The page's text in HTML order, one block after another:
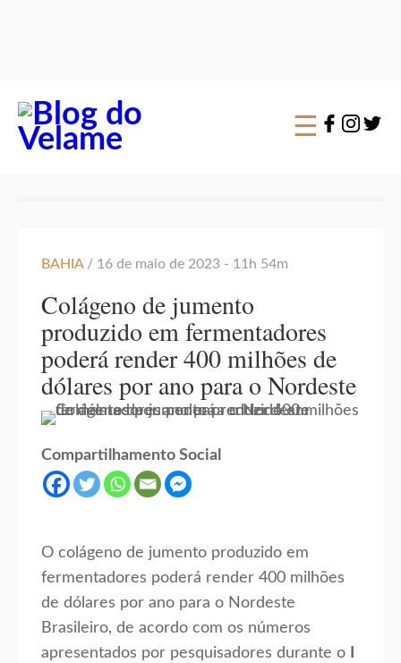
☰
BAHIA / 16 de maio de 2023 - 11h 54m
Colágeno de jumento
produzido em fermentadores
poderá render 400 milhões de
dólares por ano para o Nordeste
Compartilhamento Social
O colágeno de jumento produzido em
fermentadores poderá render 400 milhões
de dólares por ano para o Nordeste
Brasileiro, de acordo com os números
apresentados por pesquisadores durante o